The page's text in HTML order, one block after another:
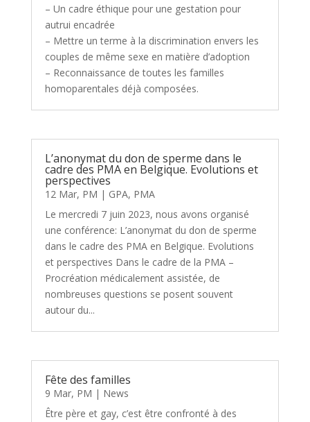
– Un cadre éthique pour une gestation pour
autrui encadrée
– Mettre un terme à la discrimination envers les
couples de même sexe en matière d’adoption
– Reconnaissance de toutes les familles
homoparentales déjà composées.
L’anonymat du don de sperme dans le
cadre des PMA en Belgique. Evolutions et
perspectives
12 Mar, PM | GPA, PMA
Le mercredi 7 juin 2023, nous avons organisé
une conférence: L’anonymat du don de sperme
dans le cadre des PMA en Belgique. Evolutions
et perspectives Dans le cadre de la PMA –
Procréation médicalement assistée, de
nombreuses questions se posent souvent
autour du...
Fête des familles
9 Mar, PM | News
Être père et gay, c’est être confronté à des